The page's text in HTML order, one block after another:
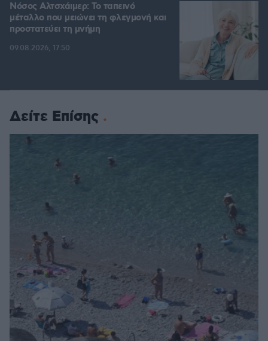
Νόσος Αλτσχάιμερ: Το ταπεινό
μέταλλο που μειώνει τη φλεγμονή και
προστατεύει τη μνήμη
09.08.2026, 17:50
Δείτε Επίσης